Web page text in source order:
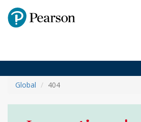
Pearson
Global 404